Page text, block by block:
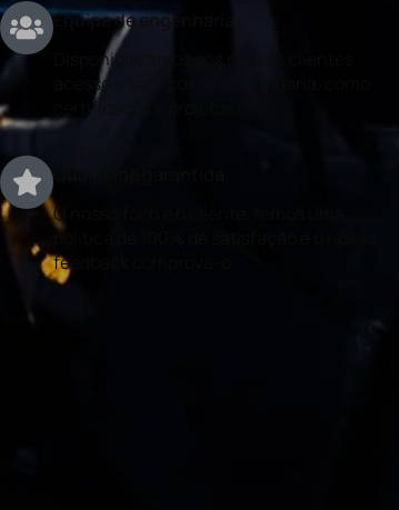
Equipa de engenharia
Disponibilizamos aos nossos clientes
acesso a serviços de engenharia, como
certificados e projetos.
O nosso foco é o cliente, temos uma
politica de 100% de satisfação e o nosso
feedback comprova-o.